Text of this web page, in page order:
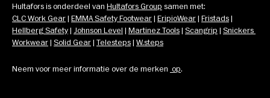
Hultafors is onderdeel van Hultafors Group samen met:
CLC Work Gear | EMMA Safety Footwear | EripioWear | Fristads
Hellberg Safety | Johnson Level | Martinez Tools | Scangrip | Snickers
Workwear | Solid Gear | Telesteps | W.steps
Neem voor meer informatie over de merken op.